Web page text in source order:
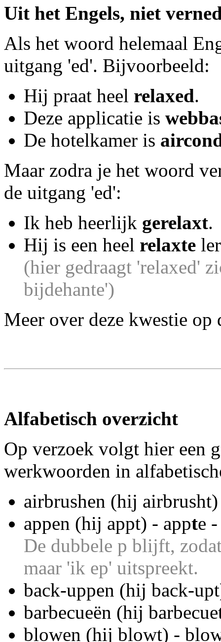
Uit het Engels, niet
Als het woord helemaal
uitgang 'ed'. Bijvoorbeeld:
Hij praat heel relaxed.
Deze applicatie is
De hotelkamer is
Maar zodra je het woord
de uitgang 'ed':
Ik heb heerlijk gerelaxt.
Hij is een heel relaxte
(hier gedraagt 'relaxed'
bijdehante')
Meer over deze kwestie
Alfabetisch overzicht
Op verzoek volgt hier een
werkwoorden in
airbrushen (hij
appen (hij appt) - appte
De dubbele p blijft,
maar 'ik ep' uitspreekt.
back-uppen (hij back-
barbecueën (hij
blowen (hij blowt) -